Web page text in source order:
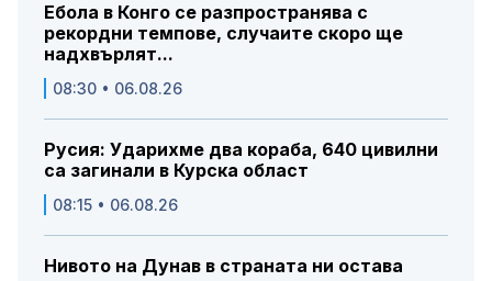
Ебола в Конго се разпространява с
рекордни темпове, случаите скоро ще
надхвърлят...
08:30 • 06.08.26
Русия: Ударихме два кораба, 640 цивилни
са загинали в Курска област
08:15 • 06.08.26
Нивото на Дунав в страната ни остава